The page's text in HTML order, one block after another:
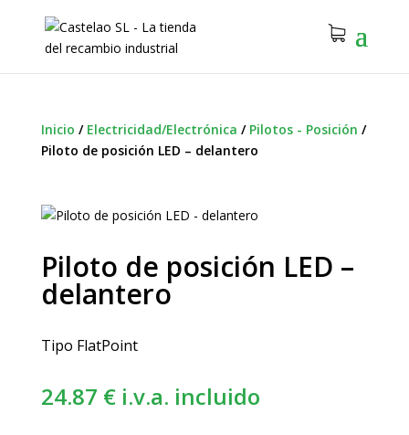
Inicio / Electricidad/Electrónica / Pilotos - Posición /
Piloto de posición LED – delantero
Piloto de posición LED –
delantero
Tipo FlatPoint
24.87 € i.v.a. incluido